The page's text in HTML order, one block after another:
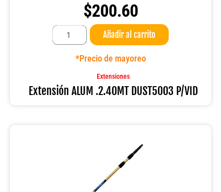
$200.60
Extensión
ALUM
.2.40MT
DUST5003
Añadir al carrito
*Precio de mayoreo
Extensiones
Extensión ALUM .2.40MT DUST5003 P/VID